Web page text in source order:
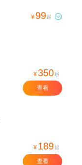
¥ 99起 
¥350起
查看
¥ 189起
查看